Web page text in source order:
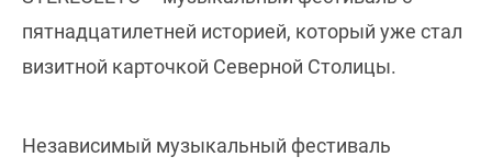
пятнадцатилетней историей, который уже стал
визитной карточкой Северной Столицы.
Независимый музыкальный фестиваль